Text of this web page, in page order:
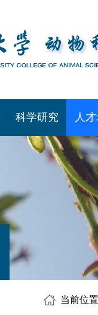
科学研究 人
当前位